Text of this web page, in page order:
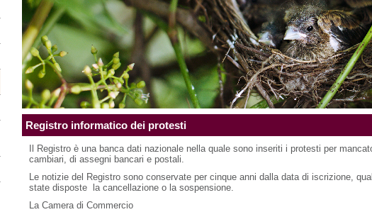
Registro informatico dei protesti
Il Registro è una banca dati nazionale nella quale sono inseriti i protesti per
cambiari, di assegni bancari e postali.
Le notizie del Registro sono conservate per cinque anni dalla data di iscrizione,
state disposte la cancellazione o la sospensione.
La Camera di Commercio